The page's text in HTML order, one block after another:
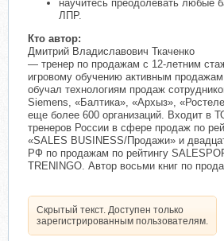
научитесь преодолевать любые
ЛПР.
Кто автор:
Дмитрий Владиславович Ткаченко
— тренер по продажам с 12-летним
игровому обучению активным
обучал технологиям продаж
Siemens, «Балтика», «Архыз»,
еще более 600 организаций. Входит в
тренеров России в сфере продаж по
«SALES BUSINESS/Продажи» и
РФ по продажам по рейтингу
TRENINGO. Автор восьми книг по
Скрытый текст. Доступен только
зарегистрированным пользователям.